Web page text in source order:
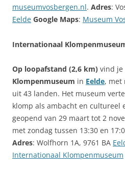
museumvosbergen.nl. Adres:
Eelde Google Maps: Museum
Internationaal
Op loopafstand (2,6 km) vind je
Klompenmuseum in Eelde, met
uit 43 landen. Het museum
klomp als ambacht en cultureel
geopend van 29 maart tot 2
met zondag tussen 13:30 en
Adres: Wolfhorn 1A, 9761 BA
Internationaal Klompenmuseum